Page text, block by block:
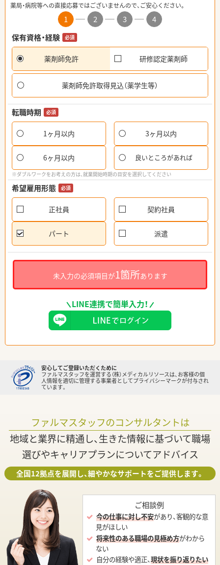
薬局・病院等への直接応募ではございませんので、ご安心ください。
1 2 3
4
保有資格・経験
必須
薬剤師免許 研修認定薬剤師
薬剤師免許取得見込（薬学生等）
転職時期 必須
1ヶ月以内 3ヶ月以内
6ヶ月以内 良いところがあれば
※ダブルワークをお考えの方は、就業開始時期の目安を選択してください
希望雇用形態 必須
正社員 契約社員
パート 派遣
未入力の必須項目が1箇所あります
LINE連携で簡単入力！
安心してご登録いただくために
ファルマスタッフを運営する（株）メディカルリソースは、お客様の個
人情報を適切に管理する事業者としてプライバシーマークが付与され
ています。
ファルマスタッフのコンサルタントは
地域と業界に精通し、生きた情報に基づいて職場
選びやキャリアプランについてアドバイス
全国12拠点を展開し、細やかなサポートをご提供します。
ご相談例
今の仕事に対し不安があり、客観的な意
見がほしい
将来性のある職場の見極め方がわから
ない
自分の経験や適正、現状を振り返りたい